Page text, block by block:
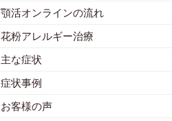
顎活オンラインの流れ
花粉アレルギー治療
主な症状
症状事例
お客様の声